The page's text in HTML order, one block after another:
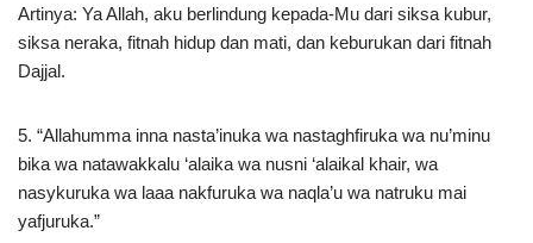
Artinya: Ya Allah, aku berlindung kepada-Mu dari siksa kubur,
siksa neraka, fitnah hidup dan mati, dan keburukan dari fitnah
Dajjal.
5. “Allahumma inna nasta’inuka wa nastaghfiruka wa nu’minu
bika wa natawakkalu ‘alaika wa nusni ‘alaikal khair, wa
nasykuruka wa laaa nakfuruka wa naqla’u wa natruku mai
yafjuruka.”